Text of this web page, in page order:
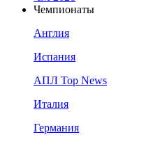
Чемпионаты
Англия
Испания
АПЛ Top News
Италия
Германия